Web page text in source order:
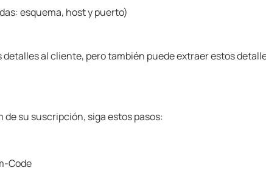
esquema, host y puerto)
al cliente, pero también puede extraer estos
su suscripción, siga estos pasos:
Code